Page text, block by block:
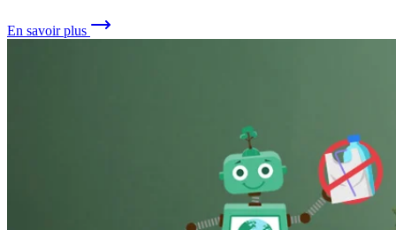
En savoir plus